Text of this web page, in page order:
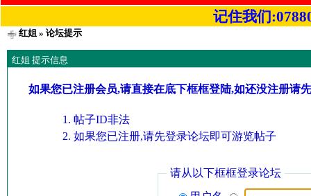
记住我们
红姐» 论坛提示
红姐 提示信息
如果您已注册会员,请直接在底下框框登陆,如还没注册请
帖子ID非法
如果您已注册,请先登录论坛即可游览帖子
请从以下框框登录论坛